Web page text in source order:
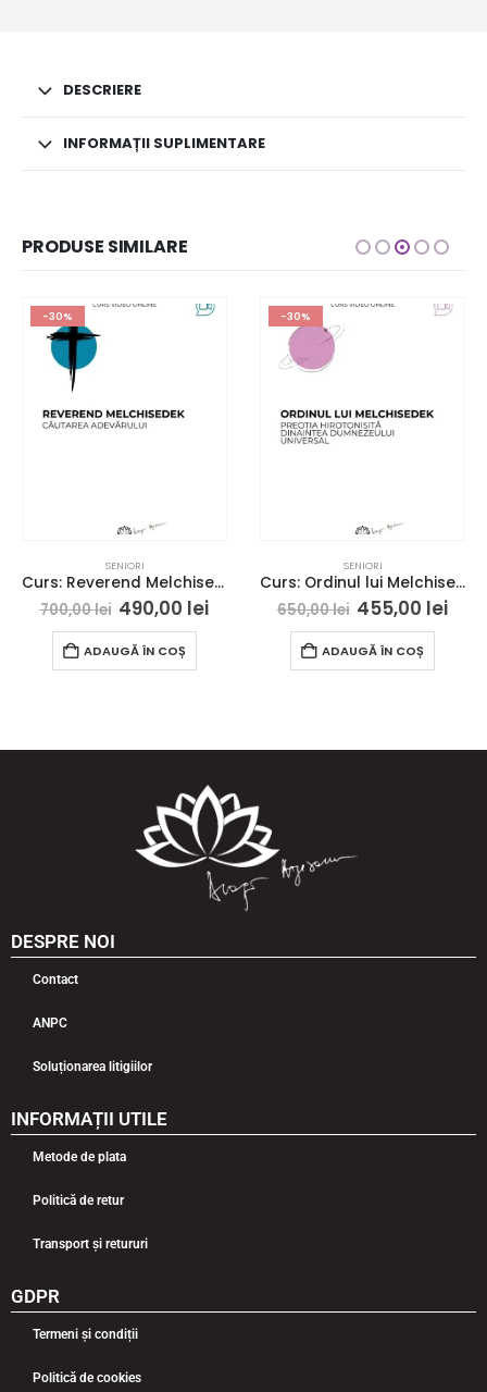
DESCRIERE
INFORMAȚII SUPLIMENTARE
PRODUSE SIMILARE
-30%
SENIORI
Curs: Reverend Melchisedek – Iasi – acces online (seniori)
700,00lei 490,00 lei
ADAUGĂ ÎN COȘ
-30%
SENIORI
Curs: Ordinul lui Melchisedek- Galati – acces online (Seniori)
650,00lei 455,00 lei
ADAUGĂ ÎN COȘ
DESPRE NOI
Contact
ANPC
Soluționarea litigiilor
INFORMAȚII UTILE
Metode de plata
Politică de retur
Transport și retururi
GDPR
Termeni și condiții
Politică de cookies